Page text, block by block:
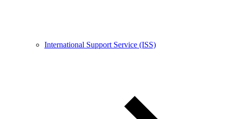
International Support Service (ISS)